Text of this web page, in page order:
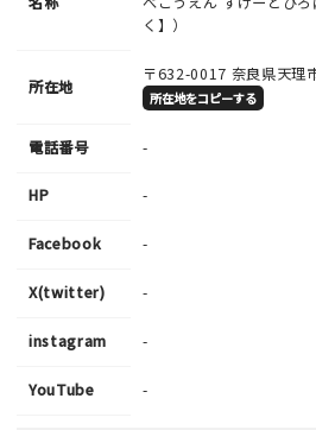
く】）
所在地
〒632-0017 奈良県天理
所在地をコピーする
電話番号 -
HP -
Facebook -
X(twitter) -
instagram -
YouTube -